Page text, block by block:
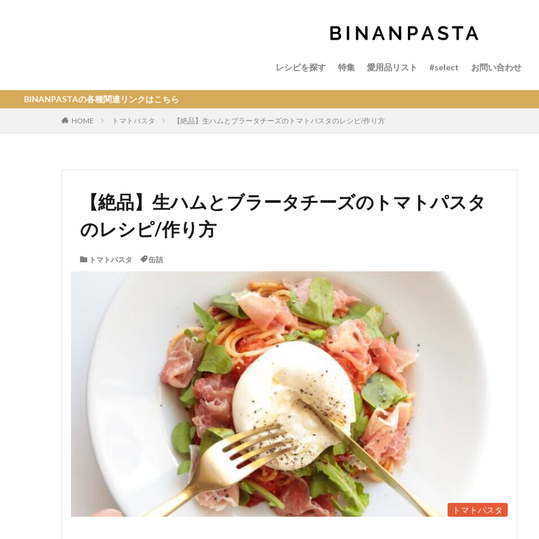
レシピを探す 特集 愛用品リスト #select お問い合わせ
の各種関連リンクはこちら
HOME トマトパスタ 【絶品】生ハムとブラータチーズのトマトパスタのレシピ/作り方
【絶品】生ハムとブラータチーズのトマトパスタ
のレシピ/作り方
トマトパスタ 缶詰
トマトパスタ